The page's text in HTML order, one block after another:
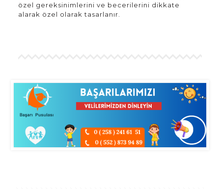
özel gereksinimlerini ve becerilerini dikkate
alarak özel olarak tasarlanır.